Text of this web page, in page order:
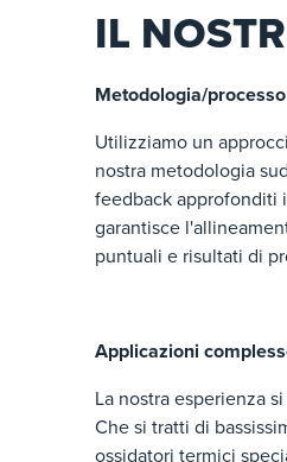
IL
Metodologia/
Utilizziamo un
nostra metodologia
feedback approfonditi
garantisce
puntuali e risultati di
Applicazioni
La nostra esperienza
Che si tratti di
ossidatori termici